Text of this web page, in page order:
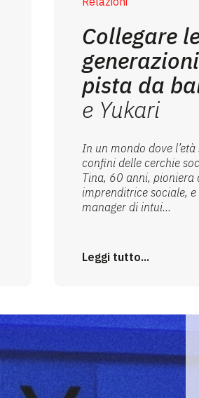
Collegare
pista da
e Yukari
In un mondo dove
confini delle cerchie
Tina, 60 anni, pioniera
imprenditrice sociale,
manager di intui...
Leggi tutto...